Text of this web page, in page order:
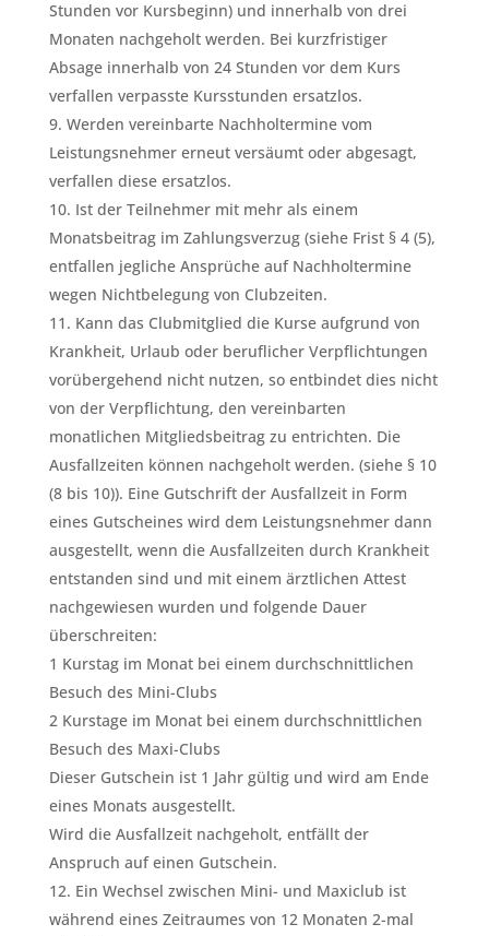
Stunden vor Kursbeginn) und innerhalb von drei
Monaten nachgeholt werden. Bei kurzfristiger
Absage innerhalb von 24 Stunden vor dem Kurs
verfallen verpasste Kursstunden ersatzlos.
Werden vereinbarte Nachholtermine vom
Leistungsnehmer erneut versäumt oder abgesagt,
verfallen diese ersatzlos.
Ist der Teilnehmer mit mehr als einem
Monatsbeitrag im Zahlungsverzug (siehe Frist § 4 (5),
entfallen jegliche Ansprüche auf Nachholtermine
wegen Nichtbelegung von Clubzeiten.
Kann das Clubmitglied die Kurse aufgrund von
Krankheit, Urlaub oder beruflicher Verpflichtungen
vorübergehend nicht nutzen, so entbindet dies nicht
von der Verpflichtung, den vereinbarten
monatlichen Mitgliedsbeitrag zu entrichten. Die
Ausfallzeiten können nachgeholt werden. (siehe § 10
(8 bis 10)). Eine Gutschrift der Ausfallzeit in Form
eines Gutscheines wird dem Leistungsnehmer dann
ausgestellt, wenn die Ausfallzeiten durch Krankheit
entstanden sind und mit einem ärztlichen Attest
nachgewiesen wurden und folgende Dauer
überschreiten:
1 Kurstag im Monat bei einem durchschnittlichen
Besuch des Mini-Clubs
2 Kurstage im Monat bei einem durchschnittlichen
Besuch des Maxi-Clubs
Dieser Gutschein ist 1 Jahr gültig und wird am Ende
eines Monats ausgestellt.
Wird die Ausfallzeit nachgeholt, entfällt der
Anspruch auf einen Gutschein.
Ein Wechsel zwischen Mini- und Maxiclub ist
während eines Zeitraumes von 12 Monaten 2-mal